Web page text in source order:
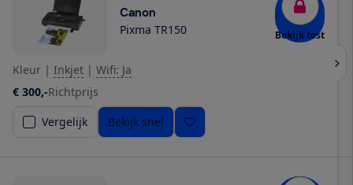
Canon
Pixma TR150 Bekijk test
Kleur | Inkjet | Wifi: Ja
€ 300,-Richtprijs
Vergelijk
Bekijk snel